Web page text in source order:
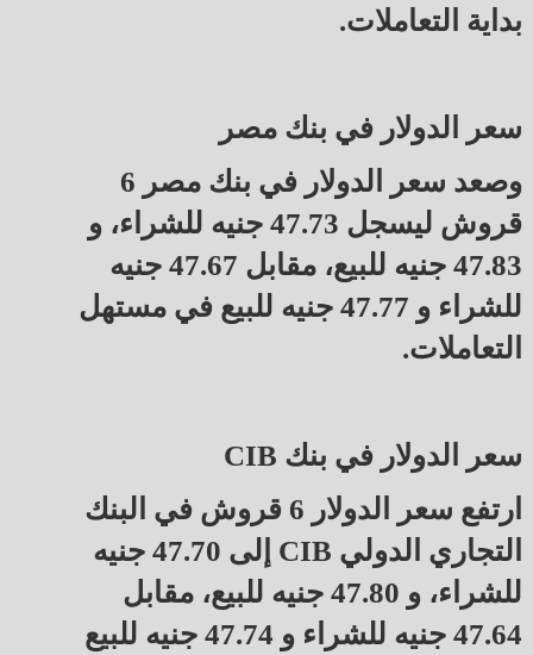
بداية التعاملات.
سعر الدولار في بنك مصر
وصعد سعر الدولار في بنك مصر 6
قروش ليسجل 47.73 جنيه للشراء، و
47.83 جنيه للبيع، مقابل 47.67 جنيه
للشراء و 47.77 جنيه للبيع في مستهل
التعاملات.
سعر الدولار في بنك CIB
ارتفع سعر الدولار 6 قروش في البنك
التجاري الدولي CIB إلى 47.70 جنيه
للشراء، و 47.80 جنيه للبيع، مقابل
47.64 جنيه للشراء و 47.74 جنيه للبيع